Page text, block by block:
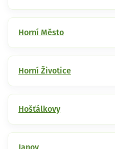
Horní Město
Horní Životice
Hošťálkovy
Janov